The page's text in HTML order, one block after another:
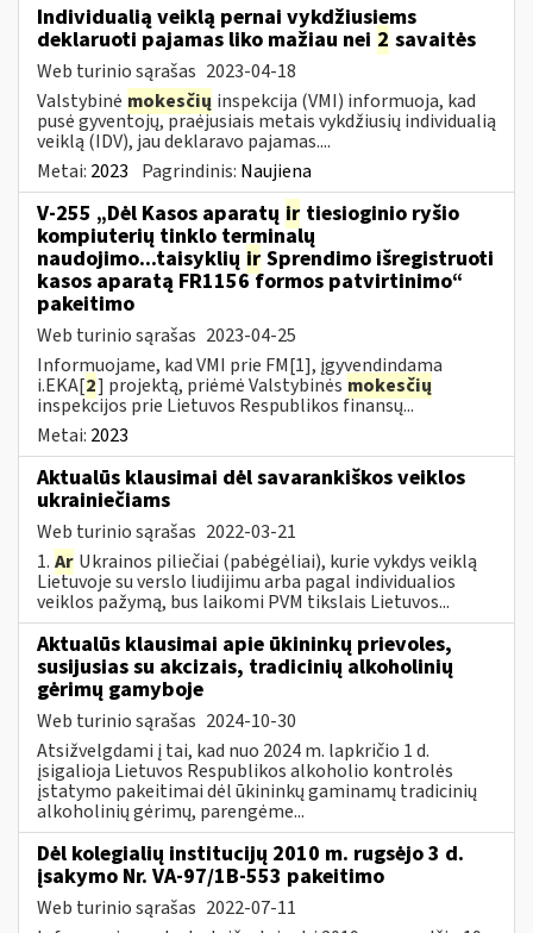
Individualią veiklą pernai vykdžiusiems
deklaruoti pajamas liko mažiau nei 2 savaitės
Web turinio sąrašas 2023-04-18
Valstybinė mokesčių inspekcija (VMI) informuoja, kad
pusė gyventojų, praėjusiais metais vykdžiusių individualią
veiklą (IDV), jau deklaravo pajamas....
Metai: 2023 Pagrindinis: Naujiena
V-255 „Dėl Kasos aparatų ir tiesioginio ryšio
kompiuterių tinklo terminalų
naudojimo...taisyklių ir Sprendimo išregistruoti
kasos aparatą FR1156 formos patvirtinimo“
pakeitimo
Web turinio sąrašas 2023-04-25
Informuojame, kad VMI prie FM[1], įgyvendindama
i.EKA[2] projektą, priėmė Valstybinės mokesčių
inspekcijos prie Lietuvos Respublikos finansų...
Metai: 2023
Aktualūs klausimai dėl savarankiškos veiklos
ukrainiečiams
Web turinio sąrašas 2022-03-21
1. Ar Ukrainos piliečiai (pabėgėliai), kurie vykdys veiklą
Lietuvoje su verslo liudijimu arba pagal individualios
veiklos pažymą, bus laikomi PVM tikslais Lietuvos...
Aktualūs klausimai apie ūkininkų prievoles,
susijusias su akcizais, tradicinių alkoholinių
gėrimų gamyboje
Web turinio sąrašas 2024-10-30
Atsižvelgdami į tai, kad nuo 2024 m. lapkričio 1 d.
įsigalioja Lietuvos Respublikos alkoholio kontrolės
įstatymo pakeitimai dėl ūkininkų gaminamų tradicinių
alkoholinių gėrimų, parengėme...
Dėl kolegialių institucijų 2010 m. rugsėjo 3 d.
įsakymo Nr. VA-97/1B-553 pakeitimo
Web turinio sąrašas 2022-07-11